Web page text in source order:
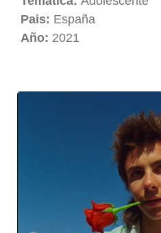
Pais: España
Año: 2021